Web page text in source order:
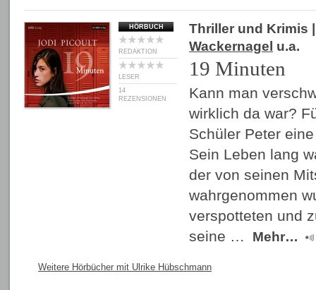
HÖRBUCH
REDAKTION
LESER
14
REZENSIONEN
Thriller und Krimis
Wackernagel u.a.
19 Minuten
Kann man
wirklich da war?
Schüler Peter
Sein Leben lang
der von seinen
wahrgenommen
verspotteten und
seine …
Mehr…
Weitere Hörbücher mit Ulrike Hübschmann